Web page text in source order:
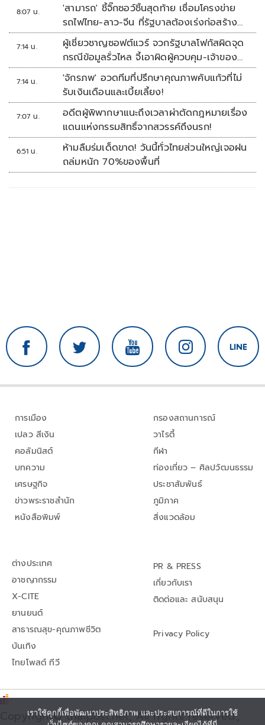
8:07 น.
'สามารถ' ชี้จิ๊กซอว์ชิ้นสุดท้าย เชื่อมโครงข่าย
รถไฟไทย-ลาว-จีน ที่รัฐบาลต้องเร่งก่อสร้าง
ทันที
7:14 น.
ผู้เชี่ยวชาญซอฟต์แวร์ จวกรัฐบาลโฟกัสผิดจุด
กรณีข้อมูลรั่วไหล จี้เอาผิดผู้ควบคุม-เจ้าของ
ระบบตามกฎหมาย PDPA
7:14 น.
'จักรภพ' อวดทีมที่ปรึกษาคุณภาพคับแก้วที่ไม่
รับเงินเดือนและเบี้ยเลี้ยง!
7:07 น.
อดีตผู้พิพากษาแนะถึงเวลาผ่าตัดกฎหมายเรื่อง
แดนแห่งกรรมสิทธิ์จากสวรรค์ถึงนรก!
6:51 น.
ห้ามลืมร่มเด็ดขาด! วันนี้ทั่วไทยส่วนใหญ่เจอฝน
ถล่มหนัก 70%ของพื้นที่
การเมือง
เปลว สีเงิน
คอลัมนิสต์
บทความ
เศรษฐกิจ
ข่าวพระราชสำนัก
หนังสือพิมพ์
กรองสถานการณ์
วาไรตี้
กีฬา
ท่องเที่ยว – ศิลปวัฒนธรรม
ประชาสัมพันธ์
ภูมิภาค
สิ่งแวดล้อม
ต่างประเทศ
อาชญากรรม
X-CITE
ยานยนต์
สาธารณสุข-คุณภาพชีวิต
บันเทิง
ไทยโพสต์ ทีวี
PR & PRESS
เกี่ยวกับเรา
ติดต่อและ สนับสนุน
Privacy Policy
Copyright© thaipost.net, All rights reserved.,
เราใช้คุกกี้เพื่อพัฒนาประสิทธิภาพ และประสบการณ์ที่ดีในการใช้